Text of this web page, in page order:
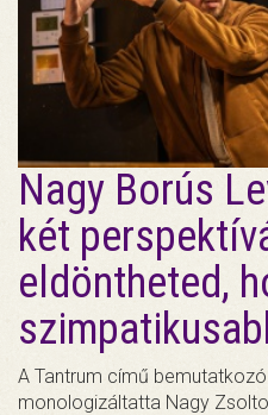
Nagy Borús
két
eldöntheted,
A Tantrum című
monologizáltatta Nagy